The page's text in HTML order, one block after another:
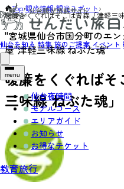
仙台を知る 特集 旅のご提案 イベント
menu
仙台夜時間
モデルコース
エリアガイド
お知らせ
お得なチケット
教育旅行
Top›観光情報›観光スポット›
暖簾をくぐればそこは青森「津軽三
"宮城県仙台市国分町のエ
屋"津軽三味線 ねぶた魂"
暖簾をくぐれば
三味線 ねぶた魂」